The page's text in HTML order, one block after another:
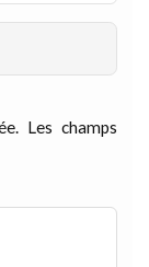
Les champs